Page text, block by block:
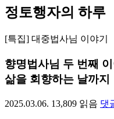
정토행자의 하루
[특집] 대중법사님 이야기
향명법사님 두 번째 이
삶을 회향하는 날까지
2025.03.06. 13,809 읽음 댓